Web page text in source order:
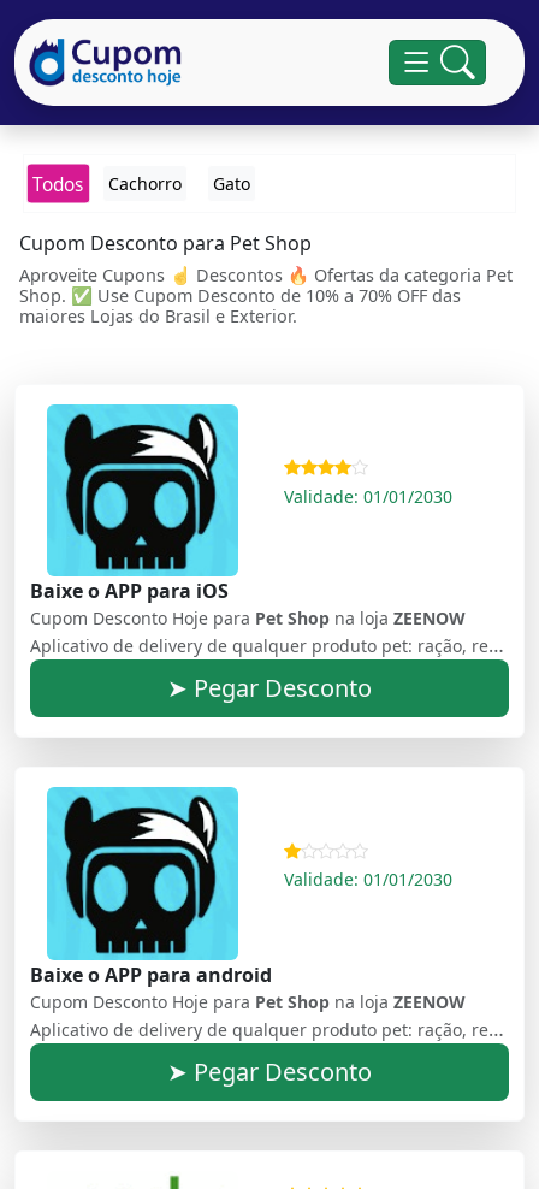
Todos Cachorro Gato
Cupom Desconto para Pet Shop
Aproveite Cupons ☝ Descontos 🔥 Ofertas da categoria Pet
Shop. ✅ Use Cupom Desconto de 10% a 70% OFF das
maiores Lojas do Brasil e Exterior.
Validade: 01/01/2030
Baixe o APP para iOS
Cupom Desconto Hoje para Pet Shop na loja ZEENOW
Aplicativo de delivery de qualquer produto pet: ração, remédio, brinquedo e muito mais
➤ Pegar Desconto
Validade: 01/01/2030
Baixe o APP para android
Cupom Desconto Hoje para Pet Shop na loja ZEENOW
Aplicativo de delivery de qualquer produto pet: ração, remédio, brinquedo e muito mais
➤ Pegar Desconto